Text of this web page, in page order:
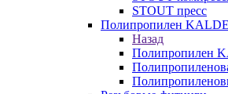
STOUT пресс
Полипропилен KALDE
Назад
Полипропилен